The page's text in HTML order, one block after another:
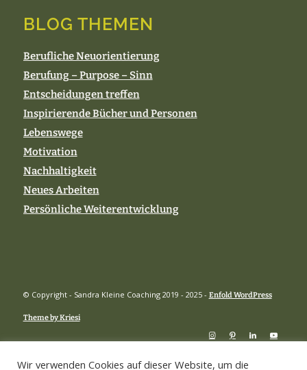
BLOG THEMEN
Berufliche Neuorientierung
Berufung – Purpose – Sinn
Entscheidungen treffen
Inspirierende Bücher und Personen
Lebenswege
Motivation
Nachhaltigkeit
Neues Arbeiten
Persönliche Weiterentwicklung
© Copyright - Sandra Kleine Coaching 2019 - 2025 - Enfold WordPress
Theme by Kriesi
Wir verwenden Cookies auf dieser Website, um die